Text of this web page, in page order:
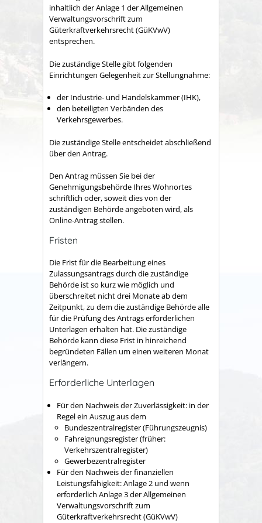
inhaltlich der Anlage 1 der Allgemeinen
Verwaltungsvorschrift zum
Güterkraftverkehrsrecht (GüKVwV)
entsprechen.
Die zuständige Stelle gibt folgenden
Einrichtungen Gelegenheit zur Stellungnahme:
der Industrie- und Handelskammer (IHK),
den beteiligten Verbänden des
Verkehrsgewerbes.
Die zuständige Stelle entscheidet abschließend
über den Antrag.
Den Antrag müssen Sie bei der
Genehmigungsbehörde Ihres Wohnortes
schriftlich oder, soweit dies von der
zuständigen Behörde angeboten wird, als
Online-Antrag stellen.
Fristen
Die Frist für die Bearbeitung eines
Zulassungsantrags durch die zuständige
Behörde ist so kurz wie möglich und
überschreitet nicht drei Monate ab dem
Zeitpunkt, zu dem die zuständige Behörde alle
für die Prüfung des Antrags erforderlichen
Unterlagen erhalten hat. Die zuständige
Behörde kann diese Frist in hinreichend
begründeten Fällen um einen weiteren Monat
verlängern.
Erforderliche Unterlagen
Für den Nachweis der Zuverlässigkeit: in der
Regel ein Auszug aus dem
Bundeszentralregister (Führungszeugnis)
Fahreignungsregister(früher:
Verkehrszentralregister)
Gewerbezentralregister
Für den Nachweis der finanziellen
Leistungsfähigkeit: Anlage 2 und wenn
erforderlich Anlage 3 der Allgemeinen
Verwaltungsvorschrift zum
Güterkraftverkehrsrecht (GüKVwV)